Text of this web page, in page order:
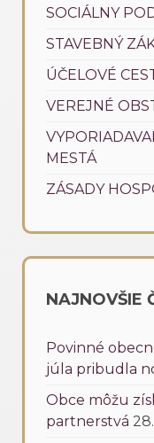
SOCIÁLNY
STAVEBNÝ
ÚČELOVÉ
VEREJNÉ
MESTÁ
ZÁSADY
NAJNOVŠIE
Povinné
júla pribudla
Obce môžu
partnerstvá